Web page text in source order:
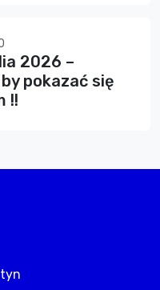
2026 –
pokazać się
!!